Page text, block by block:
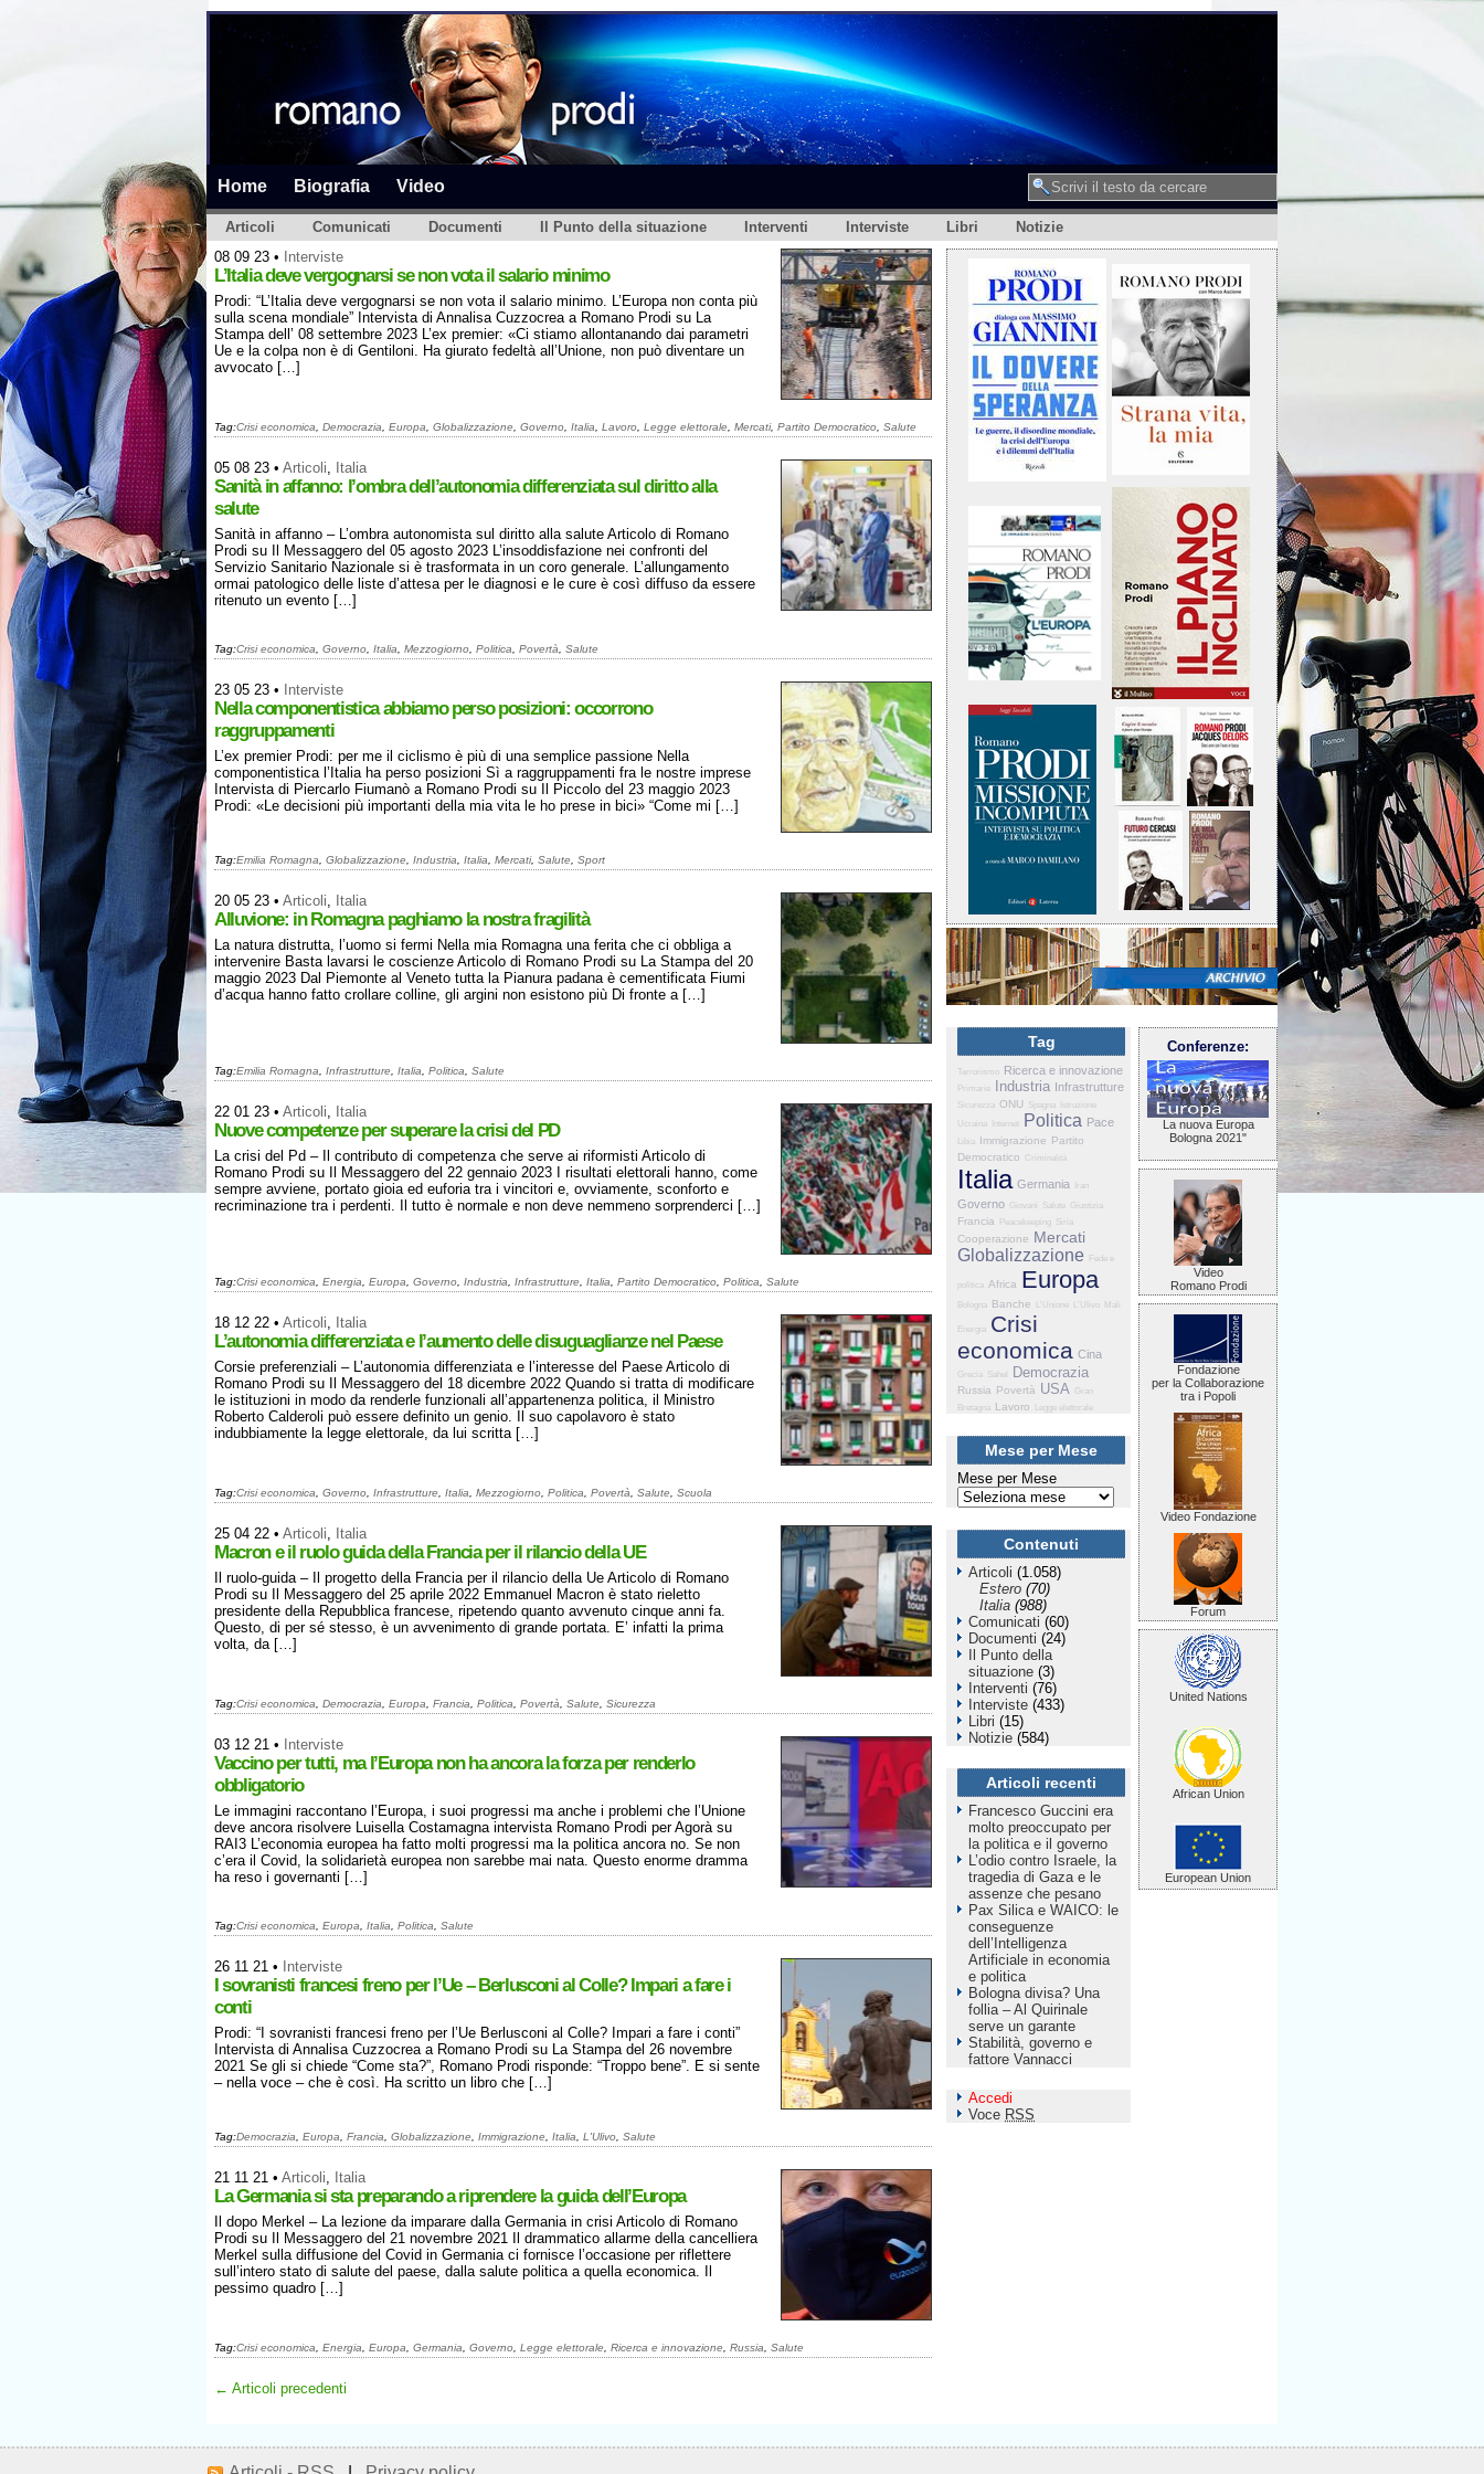
Home Biografia Video
Articoli Comunicati Documenti Il Punto della situazione Interventi Interviste Libri
Notizie
08 09 23 • Interviste
L’Italia deve vergognarsi se non vota il salario minimo
Prodi: “L’Italia deve vergognarsi se non vota il salario minimo. L’Europa non conta più
sulla scena mondiale” Intervista di Annalisa Cuzzocrea a Romano Prodi su La
Stampa dell’ 08 settembre 2023 L’ex premier: «Ci stiamo allontanando dai parametri
Ue e la colpa non è di Gentiloni. Ha giurato fedeltà all’Unione, non può diventare un
avvocato […]
Tag:Crisi economica Democrazia Europa Globalizzazione Governo Italia Lavoro Legge elettorale Mercati, Partito Democratico Salute
05 08 23 • Articoli, Italia
Sanità in affanno: l’ombra dell’autonomia differenziata sul diritto alla
salute
Sanità in affanno – L’ombra autonomista sul diritto alla salute Articolo di Romano
Prodi su Il Messaggero del 05 agosto 2023 L’insoddisfazione nei confronti del
Servizio Sanitario Nazionale si è trasformata in un coro generale. L’allungamento
ormai patologico delle liste d’attesa per le diagnosi e le cure è così diffuso da essere
ritenuto un evento […]
Tag:Crisi economica Governo Italia Mezzogiorno Politica Povertà Salute
23 05 23 • Interviste
Nella componentistica abbiamo perso posizioni: occorrono
raggruppamenti
L’ex premier Prodi: per me il ciclismo è più di una semplice passione Nella
componentistica l’Italia ha perso posizioni Sì a raggruppamenti fra le nostre imprese
Intervista di Piercarlo Fiumanò a Romano Prodi su Il Piccolo del 23 maggio 2023
Prodi: «Le decisioni più importanti della mia vita le ho prese in bici» “Come mi […]
Tag:Emilia Romagna Globalizzazione Industria Italia Mercati, Salute Sport
20 05 23 • Articoli, Italia
Alluvione: in Romagna paghiamo la nostra fragilità
La natura distrutta, l’uomo si fermi Nella mia Romagna una ferita che ci obbliga a
intervenire Basta lavarsi le coscienze Articolo di Romano Prodi su La Stampa del 20
maggio 2023 Dal Piemonte al Veneto tutta la Pianura padana è cementificata Fiumi
d’acqua hanno fatto crollare colline, gli argini non esistono più Di fronte a […]
Tag:Emilia Romagna Infrastrutture Italia Politica Salute
22 01 23 • Articoli, Italia
Nuove competenze per superare la crisi del PD
La crisi del Pd – Il contributo di competenza che serve ai riformisti Articolo di
Romano Prodi su Il Messaggero del 22 gennaio 2023 I risultati elettorali hanno, come
sempre avviene, portato gioia ed euforia tra i vincitori e, ovviamente, sconforto e
recriminazione tra i perdenti. Il tutto è normale e non deve nemmeno sorprenderci […]
Tag:Crisi economica Energia Europa Governo Industria Infrastrutture Italia Partito Democratico Politica Salute
18 12 22 • Articoli, Italia
L’autonomia differenziata e l’aumento delle disuguaglianze nel Paese
Corsie preferenziali – L’autonomia differenziata e l’interesse del Paese Articolo di
Romano Prodi su Il Messaggero del 18 dicembre 2022 Quando si tratta di modificare
le istituzioni in modo da renderle funzionali all’appartenenza politica, il Ministro
Roberto Calderoli può essere definito un genio. Il suo capolavoro è stato
indubbiamente la legge elettorale, da lui scritta […]
Tag:Crisi economica Governo Infrastrutture Italia Mezzogiorno Politica Povertà Salute Scuola
25 04 22 • Articoli, Italia
Macron e il ruolo guida della Francia per il rilancio della UE
Il ruolo-guida – Il progetto della Francia per il rilancio della Ue Articolo di Romano
Prodi su Il Messaggero del 25 aprile 2022 Emmanuel Macron è stato rieletto
presidente della Repubblica francese, ripetendo quanto avvenuto cinque anni fa.
Questo, di per sé stesso, è un avvenimento di grande portata. E’ infatti la prima
volta, da […]
Tag:Crisi economica Democrazia Europa Francia Politica Povertà Salute Sicurezza
03 12 21 • Interviste
Vaccino per tutti, ma l’Europa non ha ancora la forza per renderlo
obbligatorio
Le immagini raccontano l’Europa, i suoi progressi ma anche i problemi che l’Unione
deve ancora risolvere Luisella Costamagna intervista Romano Prodi per Agorà su
RAI3 L’economia europea ha fatto molti progressi ma la politica ancora no. Se non
c’era il Covid, la solidarietà europea non sarebbe mai nata. Questo enorme dramma
ha reso i governanti […]
Tag:Crisi economica Europa Italia Politica Salute
26 11 21 • Interviste
I sovranisti francesi freno per l’Ue – Berlusconi al Colle? Impari a fare i
conti
Prodi: “I sovranisti francesi freno per l’Ue Berlusconi al Colle? Impari a fare i conti”
Intervista di Annalisa Cuzzocrea a Romano Prodi su La Stampa del 26 novembre
2021 Se gli si chiede “Come sta?”, Romano Prodi risponde: “Troppo bene”. E si sente
– nella voce – che è così. Ha scritto un libro che […]
Tag:Democrazia Europa Francia Globalizzazione Immigrazione Italia L'Ulivo Salute
21 11 21 • Articoli, Italia
La Germania si sta preparando a riprendere la guida dell’Europa
Il dopo Merkel – La lezione da imparare dalla Germania in crisi Articolo di Romano
Prodi su Il Messaggero del 21 novembre 2021 Il drammatico allarme della cancelliera
Merkel sulla diffusione del Covid in Germania ci fornisce l’occasione per riflettere
sull’intero stato di salute del paese, dalla salute politica a quella economica. Il
pessimo quadro […]
Tag:Crisi economica Energia Europa Germania Governo Legge elettorale Ricerca e innovazione Russia Salute
← Articoli precedenti
Tag
Terrorismo Ricerca e innovazione
Primarie Industria Infrastrutture
Sicurezza ONU Spagna
Istruzione
Ucraina
Internet Politica Pace
Libia Immigrazione Partito
Democratico
Criminalità
Italia Germania Iran
Governo Giovani Salute Giustizia
Francia Peacekeeping Siria
Cooperazione Mercati
Globalizzazione Fede e
politica Africa Europa
Bologna Banche L'Unione L'Ulivo Mali
Energia Crisi
economica Cina
Grecia Sahel Democrazia
Russia Povertà USA
Gran
Bretagna Lavoro Legge elettorale
Mese per Mese
Mese per Mese
Contenuti
Articoli (1.058)
Estero (70)
Italia (988)
Comunicati (60)
Documenti (24)
Il Punto della
situazione (3)
Interventi (76)
Interviste (433)
Libri (15)
Notizie (584)
Articoli recenti
Francesco Guccini era
molto preoccupato per
la politica e il governo
L’odio contro Israele, la
tragedia di Gaza e le
assenze che pesano
Pax Silica e WAICO: le
conseguenze
dell’Intelligenza
Artificiale in economia
e politica
Bologna divisa? Una
follia – Al Quirinale
serve un garante
Stabilità, governo e
fattore Vannacci
Accedi
Voce RSS
Conferenze:
La nuova Europa
Bologna 2021"
Video
Romano Prodi
Fondazione
per la Collaborazione
tra i Popoli
Video Fondazione
Forum
United Nations
African Union
European Union